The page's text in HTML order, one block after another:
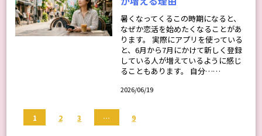
暑くなってくるこの時期になると、
なぜか恋活を始めたくなることがあ
ります。 実際にアプリを使っている
と、6月から7月にかけて新しく登録
している人が増えているように感じ
ることもあります。 自分……
2026/06/19
1 2 3 … 9